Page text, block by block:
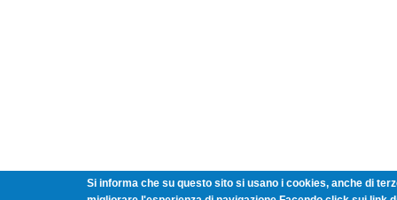
Si informa che su questo sito si usano i cookies, anche di